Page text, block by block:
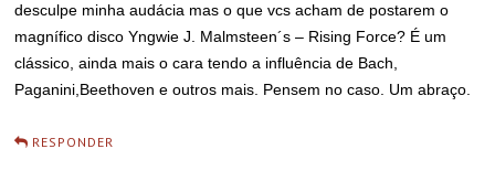
desculpe minha audácia mas o que vcs acham de postarem o
magnífico disco Yngwie J. Malmsteen´s – Rising Force? É um
clássico, ainda mais o cara tendo a influência de Bach,
Paganini,Beethoven e outros mais. Pensem no caso. Um abraço.
RESPONDER